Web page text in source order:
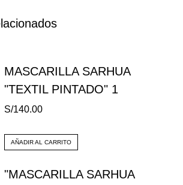
MASCARILLA SARHUA
"TEXTIL PINTADO" 1
S/140.00
AÑADIR AL CARRITO
"MASCARILLA SARHUA